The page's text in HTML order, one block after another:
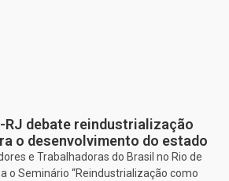
RJ debate reindustrialização
o desenvolvimento do estado
e Trabalhadoras do Brasil no Rio de
o Seminário “Reindustrialização como